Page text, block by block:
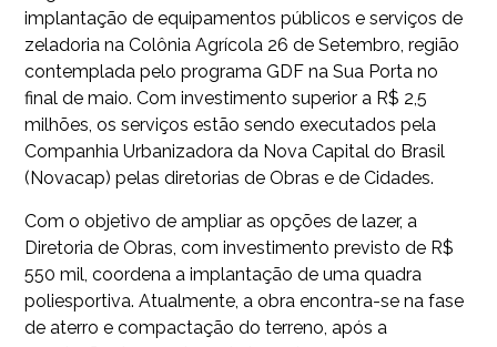
implantação de equipamentos públicos e serviços de
zeladoria na Colônia Agrícola 26 de Setembro, região
contemplada pelo programa GDF na Sua Porta no
final de maio. Com investimento superior a R$ 2,5
milhões, os serviços estão sendo executados pela
Companhia Urbanizadora da Nova Capital do Brasil
(Novacap) pelas diretorias de Obras e de Cidades.
Com o objetivo de ampliar as opções de lazer, a
Diretoria de Obras, com investimento previsto de R$
550 mil, coordena a implantação de uma quadra
poliesportiva. Atualmente, a obra encontra-se na fase
de aterro e compactação do terreno, após a